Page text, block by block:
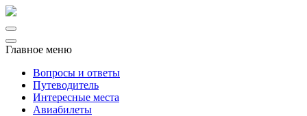
Главное меню
Вопросы и ответы
Путеводитель
Интересные места
Авиабилеты